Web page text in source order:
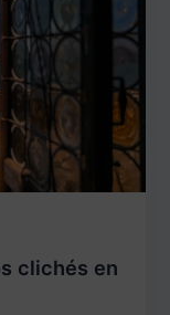
clichés en